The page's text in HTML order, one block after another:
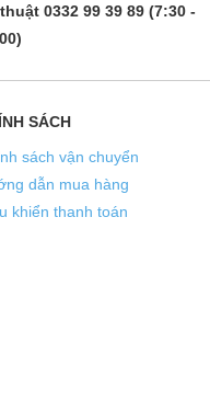
0332 99 39 89 (7:30 -
SÁCH
sách vận chuyển
dẫn mua hàng
khiển thanh toán